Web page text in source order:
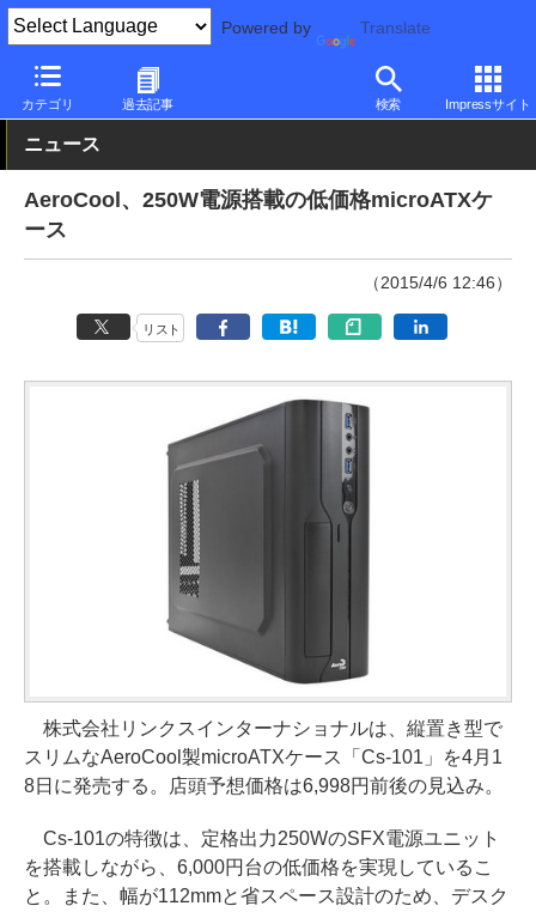
Powered by Translate
カテゴリ 過去記事 検索 Impressサイト
PC Watch 半導体/周辺機器 電源
ニュース
AeroCool、250W電源搭載の低価格microATXケ
ース
（2015/4/6 12:46）
リスト
株式会社リンクスインターナショナルは、縦置き型で
スリムなAeroCool製microATXケース「Cs-101」を4月1
8日に発売する。店頭予想価格は6,998円前後の見込み。
Cs-101の特徴は、定格出力250WのSFX電源ユニット
を搭載しながら、6,000円台の低価格を実現しているこ
と。また、幅が112mmと省スペース設計のため、デスク